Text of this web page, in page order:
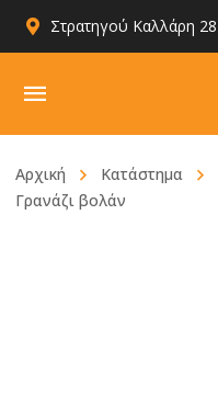
Στρατηγού Καλλάρη 28
Αρχική Κατάστημα
Γρανάζι βολάν